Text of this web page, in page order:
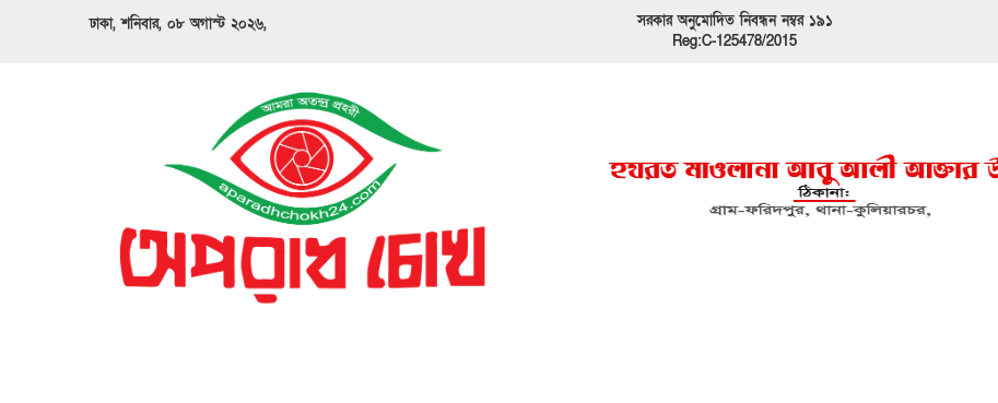
ঢাকা, শনিবার, ০৮ অগাস্ট ২০২৬,
সরকার অনুমোদিত নিবন্ধন নম্বর ১৯১
Reg:C-125478/2015